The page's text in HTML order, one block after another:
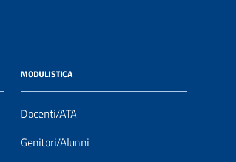
MODULISTICA
Docenti/ATA
Genitori/Alunni